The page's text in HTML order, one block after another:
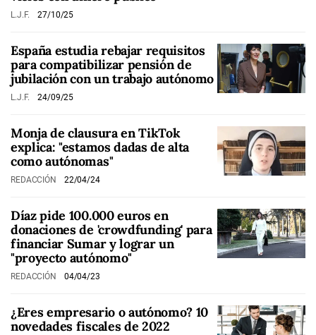
L.J.F. 27/10/25
España estudia rebajar requisitos
para compatibilizar pensión de
jubilación con un trabajo autónomo
L.J.F. 24/09/25
Monja de clausura en TikTok
explica: "estamos dadas de alta
como autónomas"
REDACCIÓN 22/04/24
Díaz pide 100.000 euros en
donaciones de 'crowdfunding' para
financiar Sumar y lograr un
"proyecto autónomo"
REDACCIÓN 04/04/23
¿Eres empresario o autónomo? 10
novedades fiscales de 2022